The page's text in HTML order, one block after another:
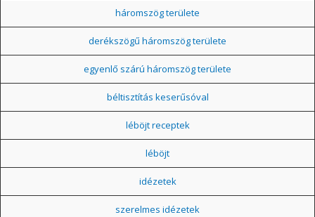
háromszög területe
derékszögű háromszög területe
egyenlő szárú háromszög területe
béltisztítás keserűsóval
léböjt receptek
léböjt
idézetek
szerelmes idézetek